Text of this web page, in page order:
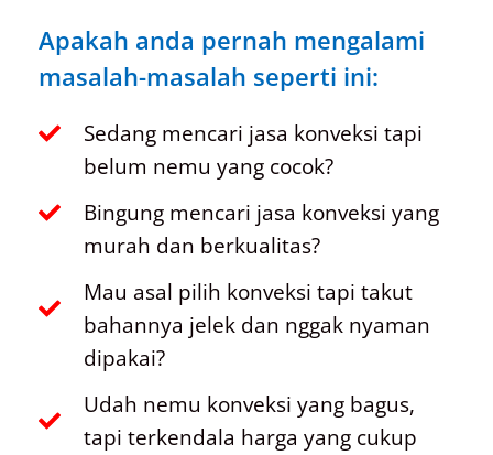
Apakah anda pernah mengalami
masalah-masalah seperti ini:
Sedang mencari jasa konveksi tapi
belum nemu yang cocok?
Bingung mencari jasa konveksi yang
murah dan berkualitas?
Mau asal pilih konveksi tapi takut
bahannya jelek dan nggak nyaman
dipakai?
Udah nemu konveksi yang bagus,
tapi terkendala harga yang cukup